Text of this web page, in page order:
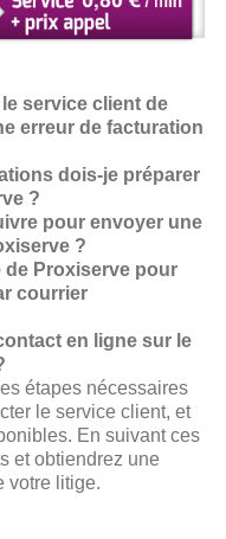
service client de
erreur de facturation
dois-je préparer
?
pour envoyer une
?
de Proxiserve pour
courrier
en ligne sur le
étapes nécessaires
le service client, et
En suivant ces
et obtiendrez une
votre litige.